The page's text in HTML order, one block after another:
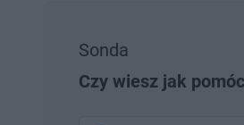
Sonda
Czy wiesz jak